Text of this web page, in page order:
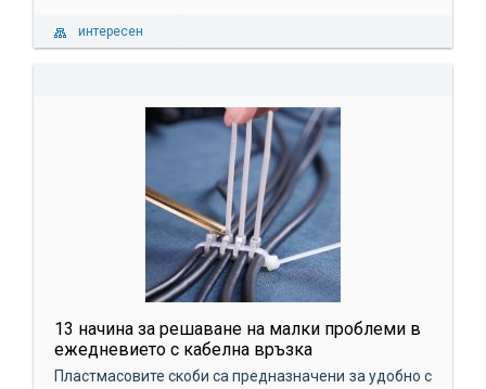
интересен
13 начина за решаване на малки проблеми в
ежедневието с кабелна връзка
Пластмасовите скоби са предназначени за удобно с